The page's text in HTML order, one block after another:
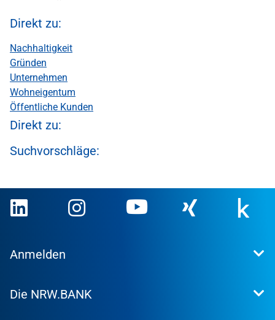
Direkt zu:
Nachhaltigkeit
Gründen
Unternehmen
Wohneigentum
Öffentliche Kunden
Direkt zu:
Suchvorschläge:
Anmelden
Kundenportal
Die NRW.BANK